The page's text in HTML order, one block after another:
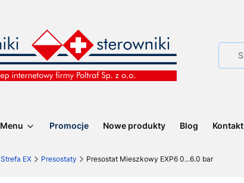
Menu Promocje Nowe produkty Blog Kontakt
Strefa EX Presostaty Presostat Mieszkowy EXP6 0...6.0 bar